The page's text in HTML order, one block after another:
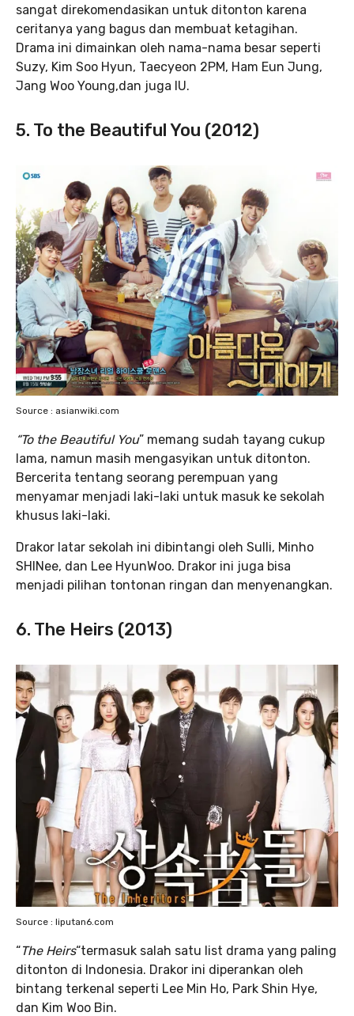
sangat direkomendasikan untuk ditonton karena
ceritanya yang bagus dan membuat ketagihan.
Drama ini dimainkan oleh nama-nama besar seperti
Suzy, Kim Soo Hyun, Taecyeon 2PM, Ham Eun Jung,
Jang Woo Young,dan juga IU.
5. To the Beautiful You (2012)
Source : asianwiki.com
“To the Beautiful You” memang sudah tayang cukup
lama, namun masih mengasyikan untuk ditonton.
Bercerita tentang seorang perempuan yang
menyamar menjadi laki-laki untuk masuk ke sekolah
khusus laki-laki.
Drakor latar sekolah ini dibintangi oleh Sulli, Minho
SHINee, dan Lee HyunWoo. Drakor ini juga bisa
menjadi pilihan tontonan ringan dan menyenangkan.
6. The Heirs (2013)
Source : liputan6.com
“The Heirs“termasuk salah satu list drama yang paling
ditonton di Indonesia. Drakor ini diperankan oleh
bintang terkenal seperti Lee Min Ho, Park Shin Hye,
dan Kim Woo Bin.